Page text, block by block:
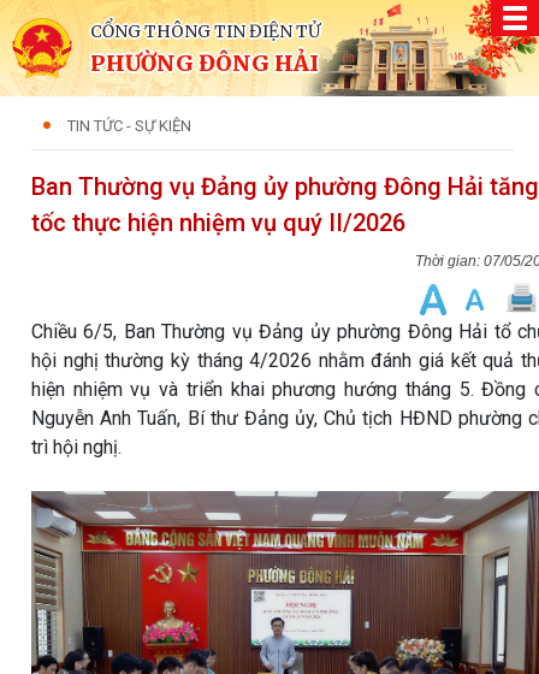
CỔNG THÔNG TIN ĐIỆN TỬ
PHƯỜNG ĐÔNG HẢI
TIN TỨC - SỰ KIỆN
Ban Thường vụ Đảng ủy phường Đông Hải tăng
tốc thực hiện nhiệm vụ quý II/2026
07/05/
Chiều 6/5, Ban Thường vụ Đảng ủy phường Đông Hải tổ
hội nghị thường kỳ tháng 4/2026 nhằm đánh giá kết quả
hiện nhiệm vụ và triển khai phương hướng tháng 5. Đồng
Nguyễn Anh Tuấn, Bí thư Đảng ủy, Chủ tịch HĐND phường
trì hội nghị.